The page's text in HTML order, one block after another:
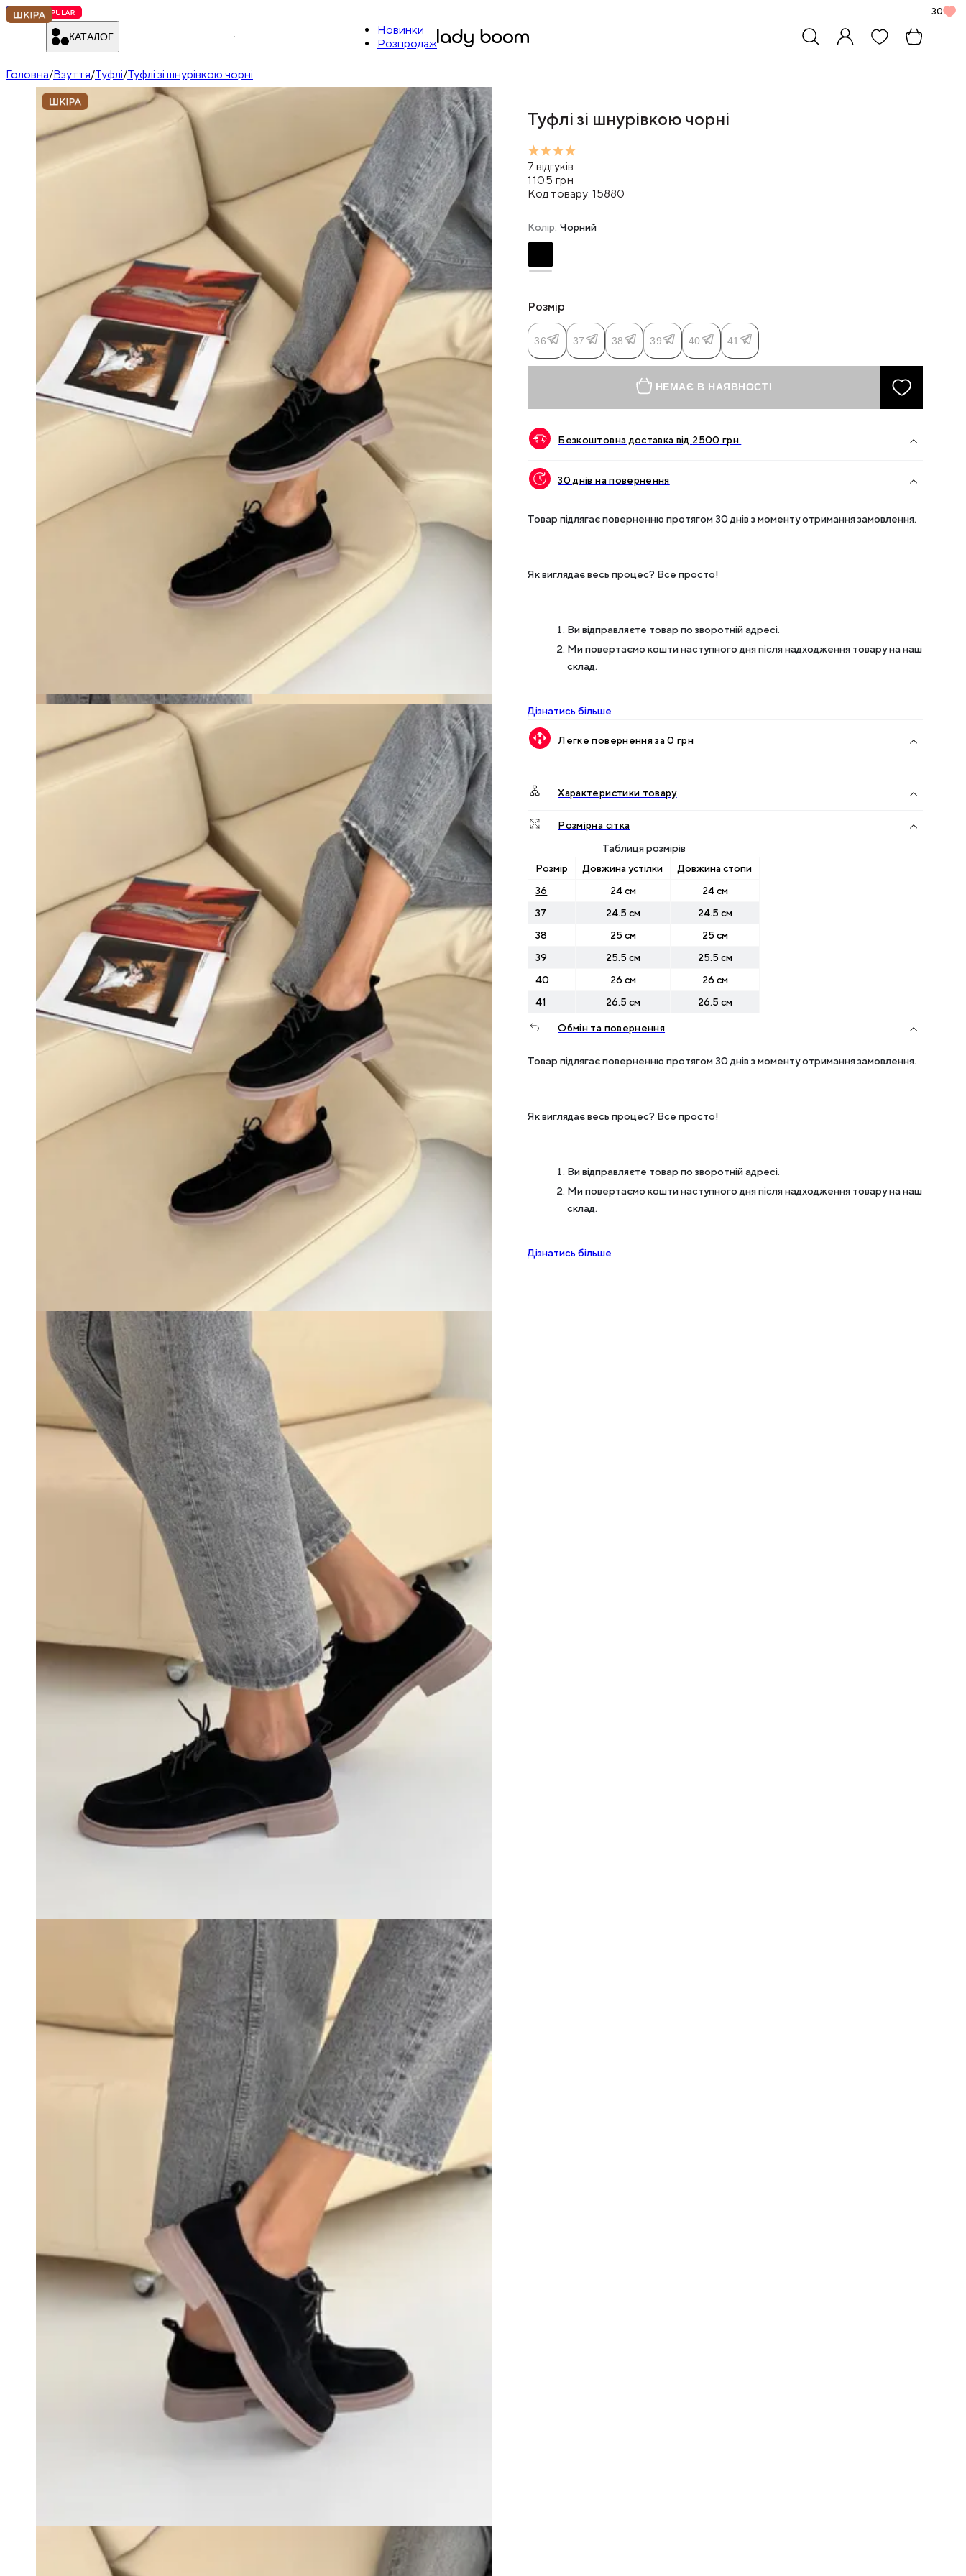
КАТАЛОГ
Новинки
Розпродаж
Головна/Взуття/Туфлі/Туфлі зі шнурівкою чорні
30
Туфлі зі шнурівкою чорні
7 відгуків
1105 грн
Код товару:15880
Колір: Чорний
Розмір
36 37 38 39 40 41
НЕМАЄ В НАЯВНОСТІ
Безкоштовна доставка від 2500 грн.
30 днів на повернення
Товар підлягає поверненню протягом 30 днів з моменту отримання замовлення.
Як виглядає весь процес? Все просто!
Ви відправляєте товар по зворотній адресі.
Ми повертаємо кошти наступного дня після надходження товару на наш
склад.
Дізнатись більше
Легке повернення за 0 грн
Характеристики товару
Розмірна сітка
Розмір Довжина устілки
Довжина стопи
36
24 см
24 см
37
24.5 см
24.5 см
38
25 см
25 см
39
25.5 см
25.5 см
40
26 см
26 см
41
26.5 см 26.5 см
Таблиця розмірів
Обмін та повернення
Товар підлягає поверненню протягом 30 днів з моменту отримання замовлення.
Як виглядає весь процес? Все просто!
Ви відправляєте товар по зворотній адресі.
Ми повертаємо кошти наступного дня після надходження товару на наш
склад.
Дізнатись більше